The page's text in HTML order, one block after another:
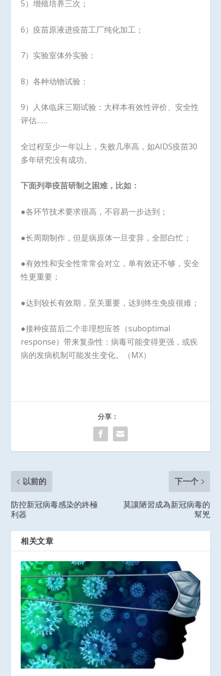
5）增殖培养三次；
6）疫苗原液进疫苗工厂纯化加工；
7）实验室体外实验：
8）各种动物试验：
9）人体临床三期试验：大样本有效性评价、安全性
评估……
全过程至少一年以上，失败几率高，如AIDS疫苗30
多年研究没有成功。
下面列举疫苗研制之困难，比如：
●各环节技术要求很高，不容易一步达到；
●长周期制作，但是病原体一旦变异，全部白忙；
●有效性和安全性常常会对立，单有效还不够，安全
性更重要；
●达到较长有效期，至关重要，达到终生免疫很难；
●接种疫苗后二个非理想应答（suboptimal
response）带来复杂性：病毒可能变得更强，或疾
病的发病机制可能发生变化。（MX）
分享：
以前的
防控新冠病毒感染的終極
利器
下一个
莫讓陋習成為新冠病毒的
幫兇
相关文章